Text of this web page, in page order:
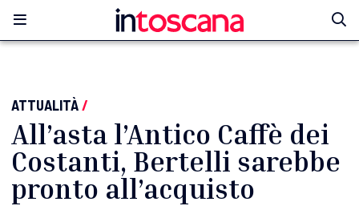
ATTUALITÀ/
All’asta l’Antico Caffè dei
Costanti, Bertelli sarebbe
pronto all’acquisto